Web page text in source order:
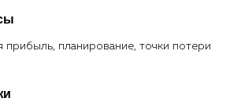
прибыль, планирование, точки потери